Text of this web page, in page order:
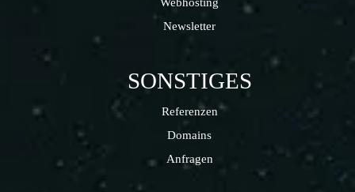
Newsletter
SONSTIGES
Referenzen
Domains
Anfragen